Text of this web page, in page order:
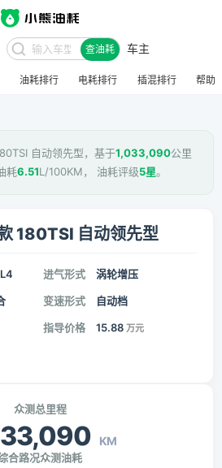
查油耗 车主
油耗排行 电耗排行 插混排行 帮助
自动领先型，基于1,033,090公里
耗6.51L/100KM， 油耗评级5星。
180TSI 自动领先型
进气形式 涡轮增压
变速形式 自动档
指导价格 15.88 万元
众测总里程
KM
合路况众测油耗